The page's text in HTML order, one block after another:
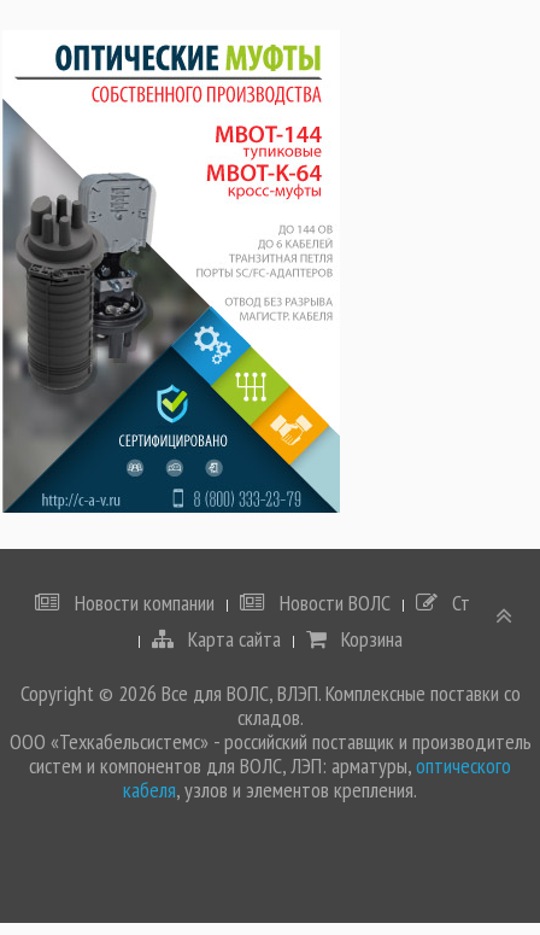
Новости компании Новости ВОЛС
Статьи
Карта сайта
Корзина
Copyright © 2026 Все для ВОЛС, ВЛЭП. Комплексные поставки со
складов.
ООО «Техкабельсистемс» - российский поставщик и производитель
систем и компонентов для ВОЛС, ЛЭП: арматуры,оптического
кабеля, узлов и элементов крепления.